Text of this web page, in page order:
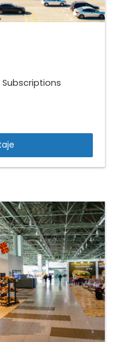
Subscriptions